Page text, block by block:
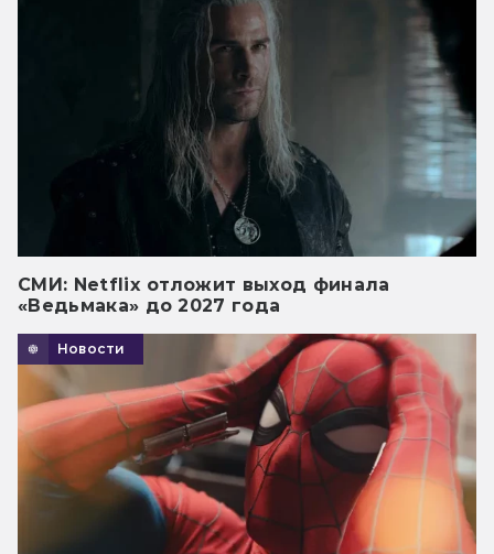
СМИ: Netflix отложит выход финала
«Ведьмака» до 2027 года
Новости